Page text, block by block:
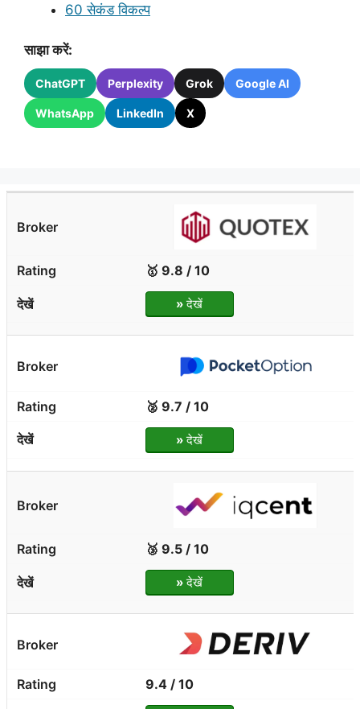
60 सेकंड विकल्प
साझा करें:
ChatGPT Perplexity Grok Google AI
WhatsApp LinkedIn X
🥇 9.8 / 10
»देखें
🥈 9.7 / 10
»देखें
🥉 9.5 / 10
»देखें
9.4 / 10